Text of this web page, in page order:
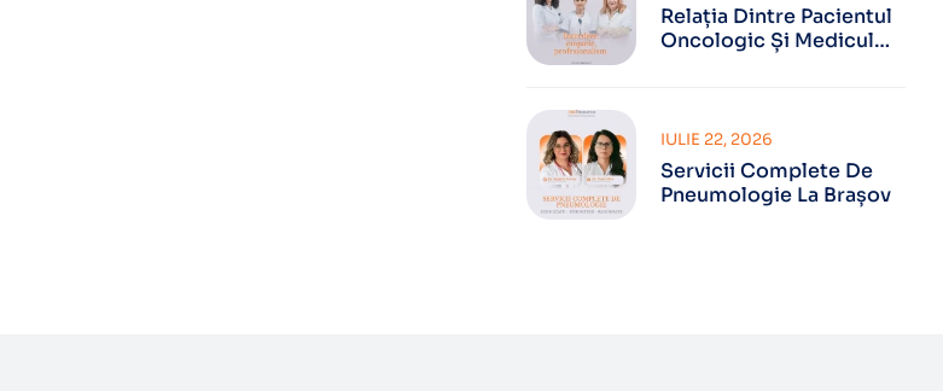
Relația Dintre Pacientul
Oncologic Și Medicul
Servicii Complete De
Pneumologie La Brașov
IULIE 22, 2026